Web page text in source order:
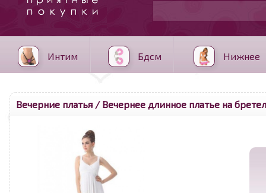
Интим Бдсм Нижнее
Вечерние платья / Вечернее длинное платье на